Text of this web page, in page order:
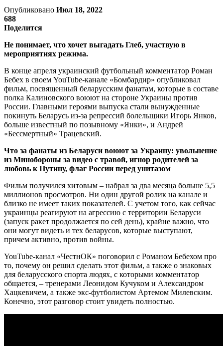
Опубликовано Июл 18, 2022
688
Поделится
Не понимает, что хочет выгадать Глеб, участвую в
мероприятиях режима.
В конце апреля украинский футбольный комментатор Роман
Бебех в своем YouTube-канале «Бомбардир» опубликовал
фильм, посвященный беларусским фанатам, которые в составе
полка Калиновского воюют на стороне Украины против
России. Главными героями выпуска стали вынужденные
покинуть Беларусь из-за репрессий болельщики Игорь Янков,
больше известный по позывному «Янки», и Андрей
«Бессмертный» Трацевский.
Что за фанаты из Беларуси воюют за Украину: увольнение
из Минобороны за видео с травой, игнор родителей за
любовь к Путину, флаг России перед унитазом
Фильм получился хитовым – набрал за два месяца больше 5,5
миллионов просмотров. Ни один другой ролик на канале и
близко не имеет таких показателей. С учетом того, как сейчас
украинцы реагируют на агрессию с территории Беларуси
(запуск ракет продолжается по сей день), крайне важно, что
они могут видеть и тех беларусов, которые выступают,
причем активно, против войны.
YouTube-канал «ЧестнОК» поговорил с Романом Бебехом про
то, почему он решил сделать этот фильм, а также о знаковых
для беларусского спорта людях, с которыми комментатор
общается, – тренерами Леонидом Кучуком и Александром
Хацкевичем, а также экс-футболистом Артемом Милевским.
Конечно, этот разговор стоит увидеть полностью.